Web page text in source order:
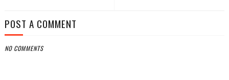
POST A COMMENT
NO COMMENTS